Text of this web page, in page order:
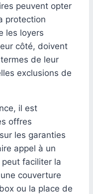
peuvent opter
protection
les loyers
côté, doivent
de leur
exclusions de
il est
offres
les garanties
appel à un
peut faciliter la
couverture
ou la place de